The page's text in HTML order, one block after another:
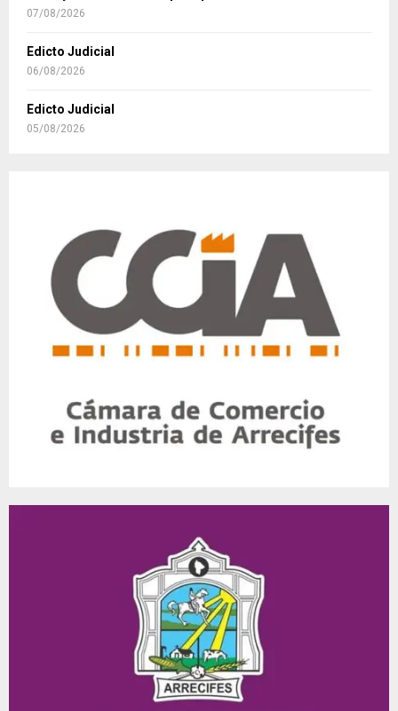
07/08/2026
Edicto Judicial
06/08/2026
Edicto Judicial
05/08/2026